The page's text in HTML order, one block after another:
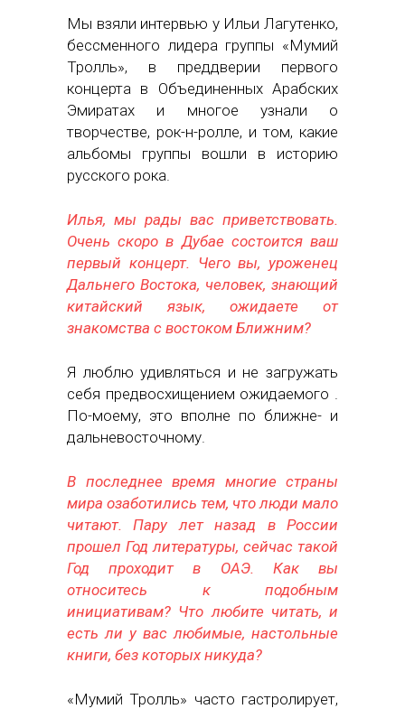
Мы взяли интервью у Ильи Лагутенко,
бессменного лидера группы «Мумий
Тролль», в преддверии первого
концерта в Объединенных Арабских
Эмиратах и многое узнали о
творчестве, рок-н-ролле, и том, какие
альбомы группы вошли в историю
русского рока.
Илья, мы рады вас приветствовать.
Очень скоро в Дубае состоится ваш
первый концерт. Чего вы, уроженец
Дальнего Востока, человек, знающий
китайский язык, ожидаете от
знакомства с востоком Ближним?
Я люблю удивляться и не загружать
себя предвосхищением ожидаемого .
По-моему, это вполне по ближне- и
дальневосточному.
В последнее время многие страны
мира озаботились тем, что люди мало
читают. Пару лет назад в России
прошел Год литературы, сейчас такой
Год проходит в ОАЭ. Как вы
относитесь к подобным
инициативам? Что любите читать, и
есть ли у вас любимые, настольные
книги, без которых никуда?
«Мумий Тролль» часто гастролирует,